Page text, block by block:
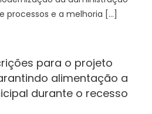
processos e a melhoria […]
para o projeto
alimentação a
durante o recesso